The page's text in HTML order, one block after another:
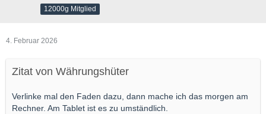
12000g Mitglied
4. Februar 2026
Zitat von Währungshüter
Verlinke mal den Faden dazu, dann mache ich das morgen am
Rechner. Am Tablet ist es zu umständlich.